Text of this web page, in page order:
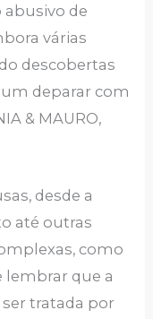
de
várias
descobertas
deparar com
& MAURO,
desde a
até outras
como
lembrar que a
tratada por